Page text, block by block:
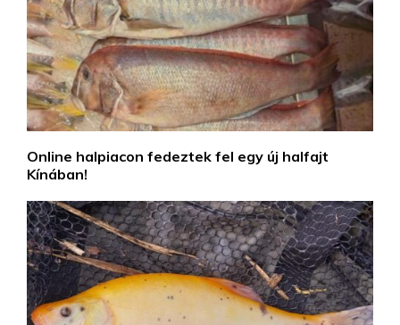
Online halpiacon fedeztek fel egy új halfajt
Kínában!